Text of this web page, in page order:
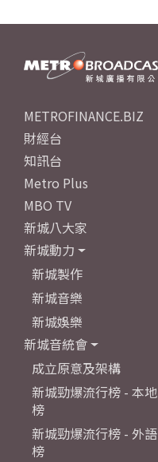
METROFINANCE.BIZ
財經台
知訊台
Metro Plus
MBO TV
新城八大家
新城動力
新城製作
新城音樂
新城娛樂
新城音統會
成立原意及架構
新城勁爆流行榜 - 本地
榜
新城勁爆流行榜 - 外語
榜